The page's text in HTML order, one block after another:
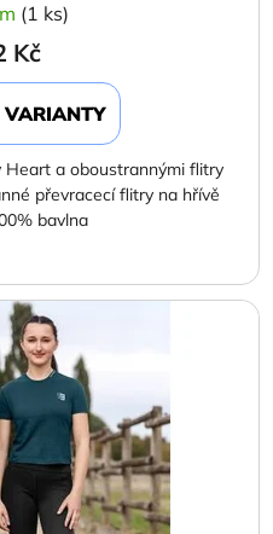
(1 ks)
Kč
Heart a oboustrannými flitry
převracecí flitry na hřívě
bavlna